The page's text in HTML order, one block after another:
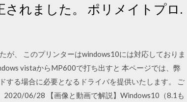
されました。 ポリメイトプロ.
が、 このプリンターはwindows10には対応しておりま
vistaからMP600で打ち出すと 本ページでは、弊
する場合に必要となるドライバを提供いたします。 ご
2020/06/28 【画像と動画で解説】Windows10（8.1も